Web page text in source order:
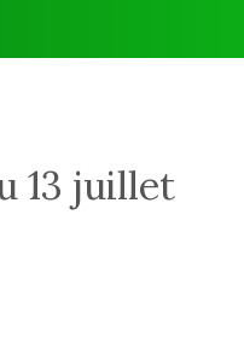
13 juillet